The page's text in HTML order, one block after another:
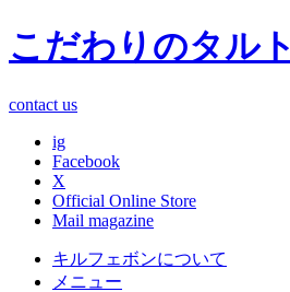
こだわりのタル
contact us
ig
Facebook
X
Official Online Store
Mail magazine
キルフェボンについて
メニュー